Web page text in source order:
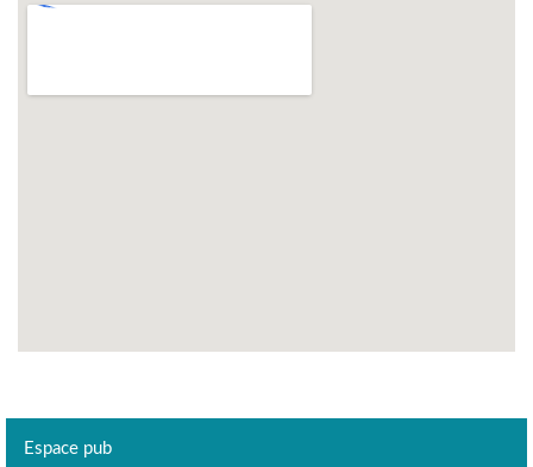
Espace pub